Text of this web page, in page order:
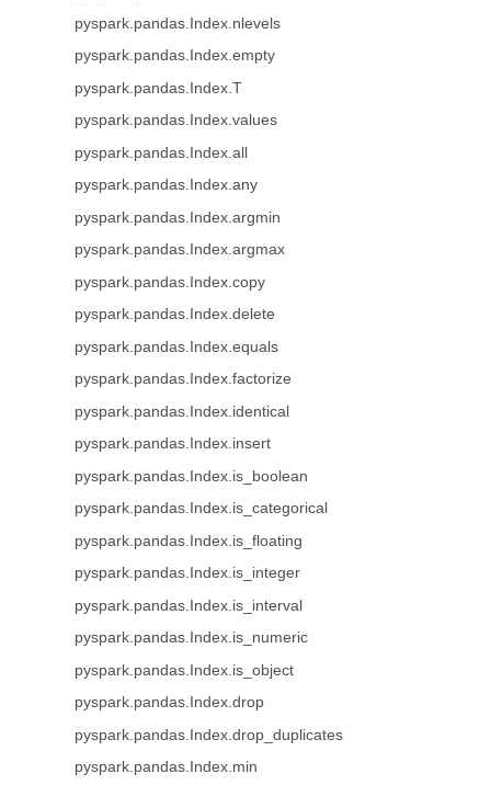
pyspark.pandas.Index.nlevels
pyspark.pandas.Index.empty
pyspark.pandas.Index.T
pyspark.pandas.Index.values
pyspark.pandas.Index.all
pyspark.pandas.Index.any
pyspark.pandas.Index.argmin
pyspark.pandas.Index.argmax
pyspark.pandas.Index.copy
pyspark.pandas.Index.delete
pyspark.pandas.Index.equals
pyspark.pandas.Index.factorize
pyspark.pandas.Index.identical
pyspark.pandas.Index.insert
pyspark.pandas.Index.is_boolean
pyspark.pandas.Index.is_categorical
pyspark.pandas.Index.is_floating
pyspark.pandas.Index.is_integer
pyspark.pandas.Index.is_interval
pyspark.pandas.Index.is_numeric
pyspark.pandas.Index.is_object
pyspark.pandas.Index.drop
pyspark.pandas.Index.drop_duplicates
pyspark.pandas.Index.min